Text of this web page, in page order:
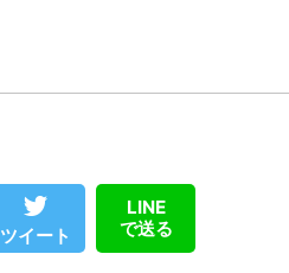
ツイート
LINE
で送る